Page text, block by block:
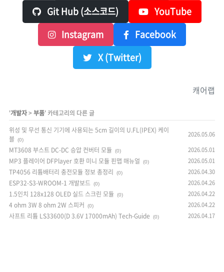
Git Hub (소스코드)
YouTube
Instagram
Facebook
X (Twitter)
캐어랩
'개발자> 부품' 카테고리의 다른 글
위성 및 무선 통신 기기에 사용되는 5cm 길이의 U.FL(IPEX) 케이
블 (0)
2026.05.06
MT3608 부스트 DC-DC 승압 컨버터 모듈 (0) 2026.05.01
MP3 플레이어 DFPlayer 호환 미니 모듈 핀맵 매뉴얼 (0) 2026.05.01
TP4056 리튬배터리 충전모듈 정보 총정리 (0) 2026.04.30
ESP32-S3-WROOM-1 개발보드 (0) 2026.04.26
1.5인치 128x128 OLED 실드 스크린 모듈 (0) 2026.04.22
4 ohm 3W 8 ohm 2W 스피커 (0) 2026.04.22
사프트 리튬 LS33600(D 3.6V 17000mAh) Tech-Guide (0) 2026.04.17